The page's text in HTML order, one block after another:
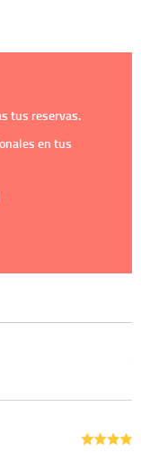
tus reservas.
en tus